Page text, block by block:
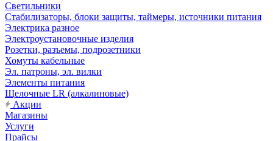
Светильники
Стабилизаторы, блоки защиты, таймеры, источники питания
Электрика разное
Электроустановочные изделия
Розетки, разъемы, подрозетники
Хомуты кабельные
Эл. патроны, эл. вилки
Элементы питания
Щелочные LR (алкалиновые)
Акции
Магазины
Услуги
Прайсы